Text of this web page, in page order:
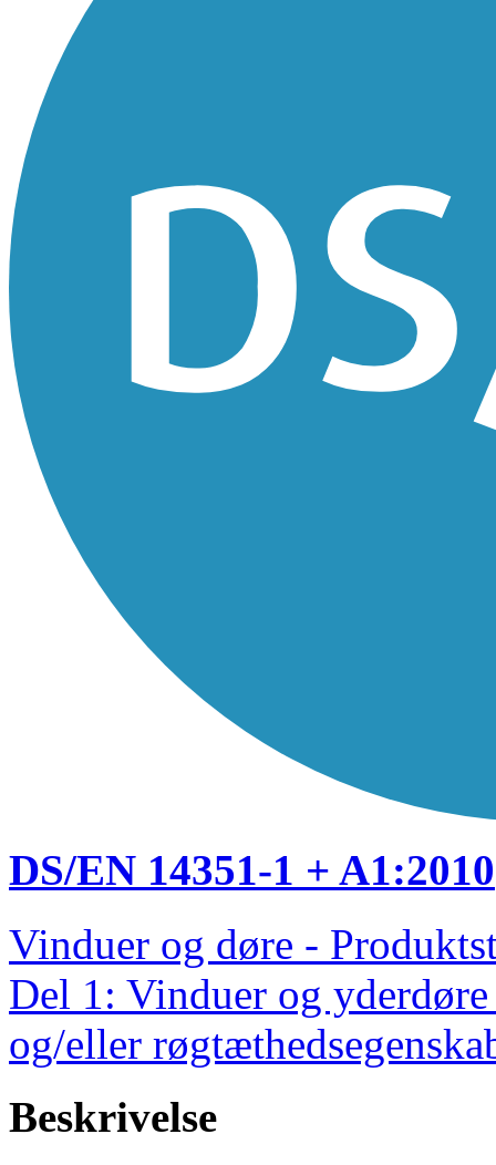
DS/EN 14351-1 + A1:2010
Vinduer og døre -
Del 1: Vinduer og
og/eller
Beskrivelse